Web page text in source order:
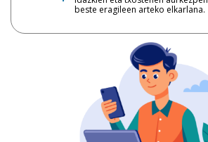
beste eragileen arteko elkarlana.